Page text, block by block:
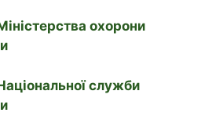
охорони
служби